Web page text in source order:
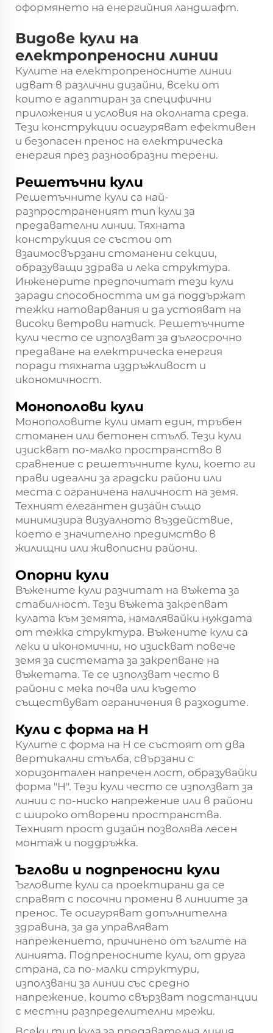
оформянето на енергийния ландшафт.
Видове кули на
електропреносни линии
Кулите на електропреносните линии
идват в различни дизайни, всеки от
които е адаптиран за специфични
приложения и условия на околната среда.
Тези конструкции осигуряват ефективен
и безопасен пренос на електрическа
енергия през разнообразни терени.
Решетъчни кули
Решетъчните кули са най-
разпространеният тип кули за
предавателни линии. Тяхната
конструкция се състои от
взаимосвързани стоманени секции,
образуващи здрава и лека структура.
Инженерите предпочитат тези кули
заради способността им да поддържат
тежки натоварвания и да устояват на
високи ветрови натиск. Решетъчните
кули често се използват за дългосрочно
предаване на електрическа енергия
поради тяхната издръжливост и
икономичност.
Монополови кули
Монополовите кули имат един, тръбен
стоманен или бетонен стълб. Тези кули
изискват по-малко пространство в
сравнение с решетъчните кули, което ги
прави идеални за градски райони или
места с ограничена наличност на земя.
Техният елегантен дизайн също
минимизира визуалното въздействие,
което е значително предимство в
жилищни или живописни райони.
Опорни кули
Въжените кули разчитат на въжета за
стабилност. Тези въжета закрепват
кулата към земята, намалявайки нуждата
от тежка структура. Въжените кули са
леки и икономични, но изискват повече
земя за системата за закрепване на
въжетата. Те се използват често в
райони с мека почва или където
съществуват ограничения в разходите.
Кули с форма на H
Кулите с форма на H се състоят от два
вертикални стълба, свързани с
хоризонтален напречен лост, образувайки
форма "H". Тези кули често се използват за
линии с по-ниско напрежение или в райони
с широко отворени пространства.
Техният прост дизайн позволява лесен
монтаж и поддръжка.
Ъглови и подпреносни кули
Ъгловите кули са проектирани да се
справят с посочни промени в линиите за
пренос. Те осигуряват допълнителна
здравина, за да управляват
напрежението, причинено от ъглите на
линията. Подпреносните кули, от друга
страна, са по-малки структури,
използвани за линии със средно
напрежение, които свързват подстанции
с местни разпределителни мрежи.